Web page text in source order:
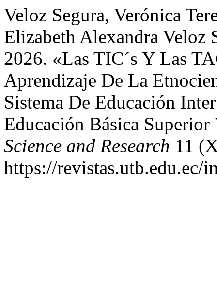
Veloz Segura, Verónica
Elizabeth Alexandra Veloz
2026. «Las TIC´s Y Las
Aprendizaje De La
Sistema De Educación
Educación Básica
Science and Research 11
https://revistas.utb.edu.ec/